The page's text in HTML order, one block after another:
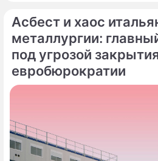
сформирован шорт-лист
исполнителей.
Асбест и хаос
металлургии:
под угрозой
евробюрократии